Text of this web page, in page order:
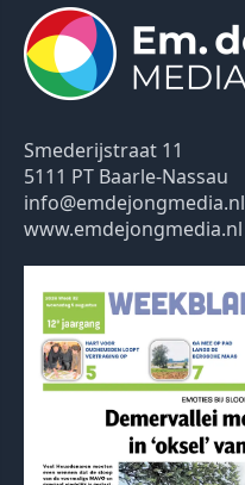
Smederijstraat 11
5111 PT Baarle-Nassau
info@emdejongmedia.nl
www.emdejongmedia.nl